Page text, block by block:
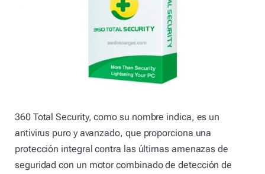
360 Total Security, como su nombre indica, es un
antivirus puro y avanzado, que proporciona una
protección integral contra las últimas amenazas de
seguridad con un motor combinado de detección de